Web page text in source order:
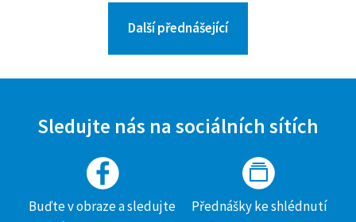
Další přednášející
Sledujte nás na sociálních sítích
Buďte v obraze a sledujte
Přednášky ke shlédnutí